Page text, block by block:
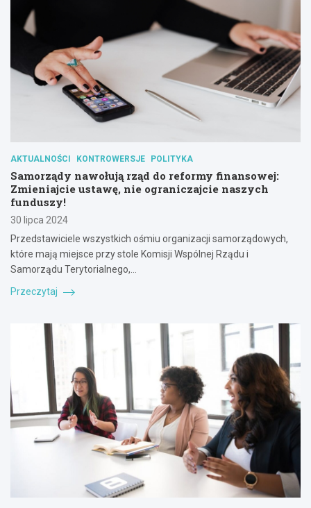
AKTUALNOŚCI KONTROWERSJE POLITYKA
Samorządy nawołują rząd do reformy finansowej:
Zmieniajcie ustawę, nie ograniczajcie naszych
funduszy!
30 lipca 2024
Przedstawiciele wszystkich ośmiu organizacji samorządowych,
które mają miejsce przy stole Komisji Wspólnej Rządu i
Samorządu Terytorialnego,…
Przeczytaj